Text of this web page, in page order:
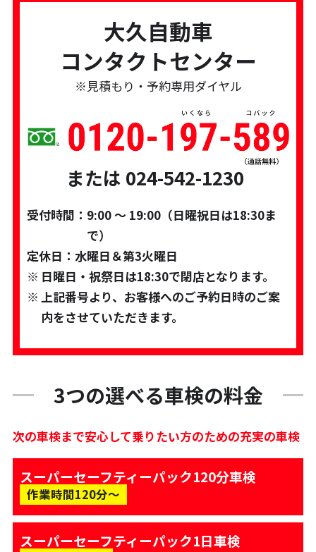
大久自動車
コンタクトセンター
※見積もり・予約専用ダイヤル
または 024-542-1230
受付時間： 9:00 ～ 19:00（日曜祝日は18:30ま
で）
定休日： 水曜日＆第3火曜日
日曜日・祝祭日は18:30で閉店となります。
上記番号より、お客様へのご予約日時のご案
内をさせていただきます。
3つの選べる車検の料金
次の車検まで安心して乗りたい方のための充実の車検
スーパーセーフティーパック120分車検
作業時間120分〜
スーパーセーフティーパック1日車検